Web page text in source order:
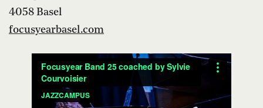
4058 Basel
focusyearbasel.com